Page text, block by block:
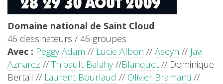
Domaine national de Saint Cloud
46 dessinateurs / 46 groupes
Avec : Peggy Adam // Lucie Albon // Aseyn // Javi
Aznarez // Thibault Balahy//Blanquet // Dominique
Bertail // Laurent Bourlaud // Olivier Bramanti //